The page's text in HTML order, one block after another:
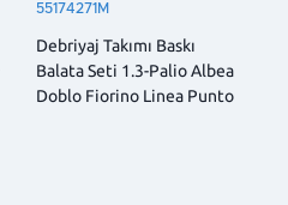
55174271M
Debriyaj Takımı Baskı
Balata Seti 1.3-Palio Albea
Doblo Fiorino Linea Punto